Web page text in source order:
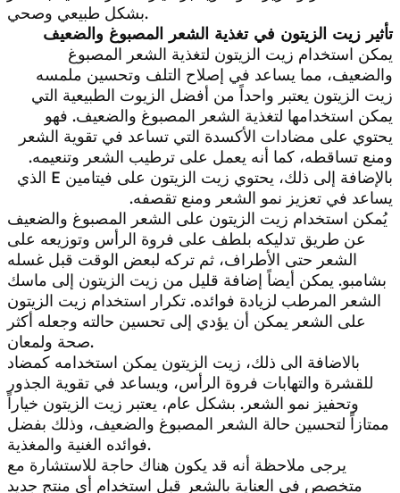
بشكل طبيعي وصحي.
تأثير زيت الزيتون في تغذية الشعر المصبوغ والضعيف
يمكن استخدام زيت الزيتون لتغذية الشعر المصبوغ
والضعيف، مما يساعد في إصلاح التلف وتحسين ملمسه
زيت الزيتون يعتبر واحداً من أفضل الزيوت الطبيعية التي
يمكن استخدامها لتغذية الشعر المصبوغ والضعيف. فهو
يحتوي على مضادات الأكسدة التي تساعد في تقوية الشعر
ومنع تساقطه، كما أنه يعمل على ترطيب الشعر وتنعيمه.
بالإضافة إلى ذلك، يحتوي زيت الزيتون على فيتامين E الذي
يساعد في تعزيز نمو الشعر ومنع تقصفه.
يُمكن استخدام زيت الزيتون على الشعر المصبوغ والضعيف
عن طريق تدليكه بلطف على فروة الرأس وتوزيعه على
الشعر حتى الأطراف، ثم تركه لبعض الوقت قبل غسله
بشامبو. يمكن أيضاً إضافة قليل من زيت الزيتون إلى ماسك
الشعر المرطب لزيادة فوائده. تكرار استخدام زيت الزيتون
على الشعر يمكن أن يؤدي إلى تحسين حالته وجعله أكثر
صحة ولمعان.
بالاضافة الى ذلك، زيت الزيتون يمكن استخدامه كمضاد
للقشرة والتهابات فروة الرأس، ويساعد في تقوية الجذور
وتحفيز نمو الشعر. بشكل عام، يعتبر زيت الزيتون خياراً
ممتازاً لتحسين حالة الشعر المصبوغ والضعيف، وذلك بفضل
فوائده الغنية والمغذية.
يرجى ملاحظة أنه قد يكون هناك حاجة للاستشارة مع
متخصص في العناية بالشعر قبل استخدام أي منتج جديد